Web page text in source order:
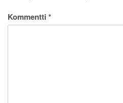
Kommentti *